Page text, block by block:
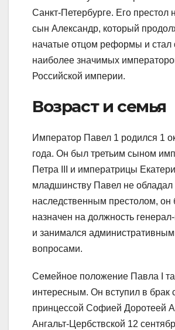
Санкт-Петербурге. Его престол
сын Александр, который
начатые отцом реформы и стал
наиболее значимых
Российской империи.
Возраст и семья
Император Павел 1 родился 1
года. Он был третьим сыном
Петра III и императрицы
младшинству Павел не обладал
наследственным престолом, он
назначен на должность
и занимался
вопросами.
Семейное положение Павла I
интересным. Он вступил в брак
принцессой Софией Доротеей
Ангальт-Цербствской 12